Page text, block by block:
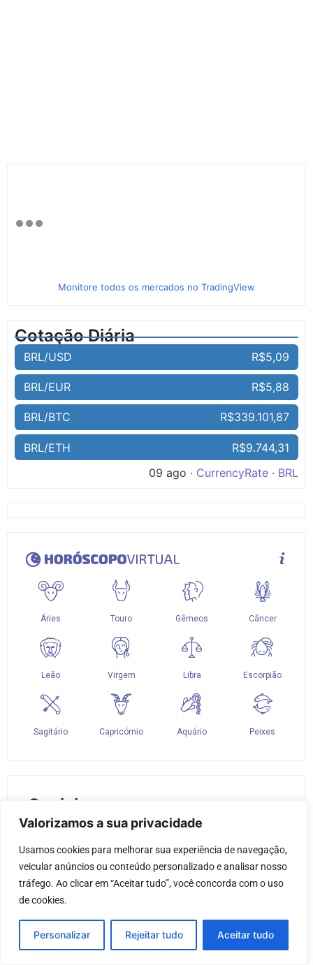
Valorizamos a sua privacidade
Usamos cookies para melhorar sua experiência de navegação,
veicular anúncios ou conteúdo personalizado e analisar nosso
tráfego. Ao clicar em “Aceitar tudo”, você concorda com o uso
de cookies.
Personalizar Rejeitar tudo Aceitar tudo
Monitore todos os mercados no TradingView
Cotação Diária
BRL/USD R$5,09
BRL/EUR R$5,88
BRL/BTC R$339.101,87
BRL/ETH
R$9.744,31
09 ago · CurrencyRate · BRL
Sociais
Inauguração da loja VOLTIX em Porto